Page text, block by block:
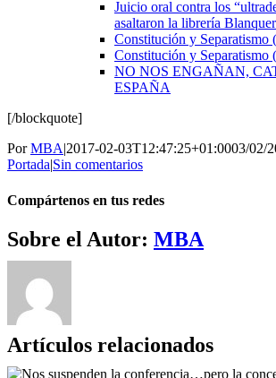
Juicio oral contra los
asaltaron la librería
Constitución y Separatismo
Constitución y Separatismo
NO NOS ENGAÑAN,
ESPAÑA
[/blockquote]
PorMBA|2017-02-03T12:47:25+01:0003/02/
Portada|Sin comentarios
Compártenos en tus redes
Facebook
Twitter
WhatsApp
Telegram
Correo
electrónico
Sobre el Autor: MBA
Artículos relacionados